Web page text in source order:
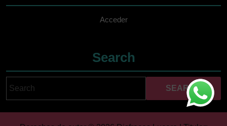
Acceder
Search
Cuando hay